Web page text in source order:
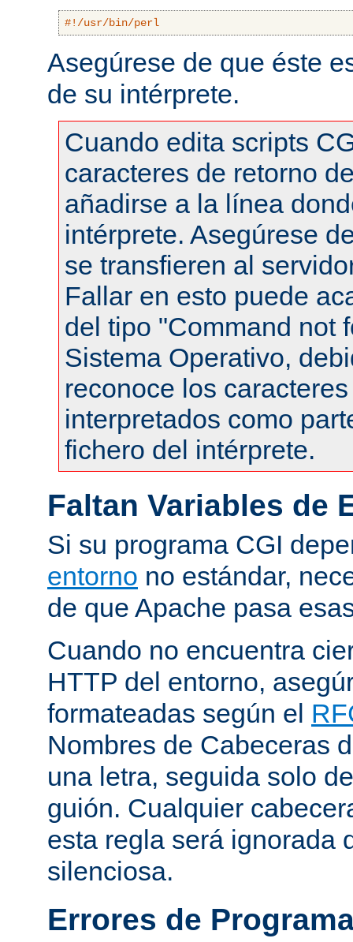
#!/usr/bin/perl
Asegúrese de que éste
de su intérprete.
Cuando edita scripts
caracteres de retorno
añadirse a la línea
intérprete. Asegúrese
se transfieren al
Fallar en esto puede
del tipo "Command not
Sistema Operativo,
reconoce los
interpretados como
fichero del intérprete.
Faltan Variables de
Si su programa CGI
entorno no estándar,
de que Apache pasa
Cuando no encuentra
HTTP del entorno,
formateadas según el
Nombres de Cabeceras
una letra, seguida solo
guión. Cualquier
esta regla será ignorada
silenciosa.
Errores de